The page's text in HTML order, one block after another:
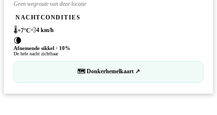
Geen wegroute van deze locatie
NACHTCONDITIES
🌡️+7°C💨4 km/h
🌘
Afnemende sikkel · 10%
De hele nacht zichtbaar
🗺 Donkerhemelkaart ↗